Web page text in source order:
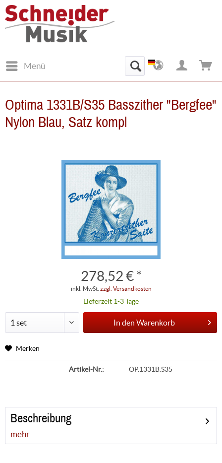
Menü
Optima 1331B/S35 Basszither "Bergfee"
Nylon Blau, Satz kompl
278,52 € *
inkl. MwSt. zzgl. Versandkosten
Lieferzeit 1-3 Tage
In den Warenkorb
Merken
Artikel-Nr.: OP.1331B.S35
Beschreibung
mehr